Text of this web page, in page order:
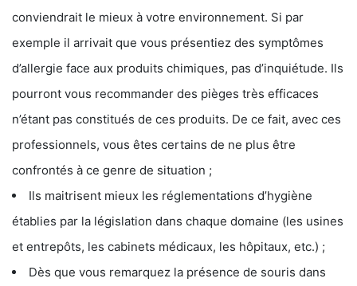
conviendrait le mieux à votre environnement. Si par
exemple il arrivait que vous présentiez des symptômes
d’allergie face aux produits chimiques, pas d’inquiétude. Ils
pourront vous recommander des pièges très efficaces
n’étant pas constitués de ces produits. De ce fait, avec ces
professionnels, vous êtes certains de ne plus être
confrontés à ce genre de situation ;
Ils maitrisent mieux les réglementations d’hygiène
établies par la législation dans chaque domaine (les usines
et entrepôts, les cabinets médicaux, les hôpitaux, etc.) ;
Dès que vous remarquez la présence de souris dans